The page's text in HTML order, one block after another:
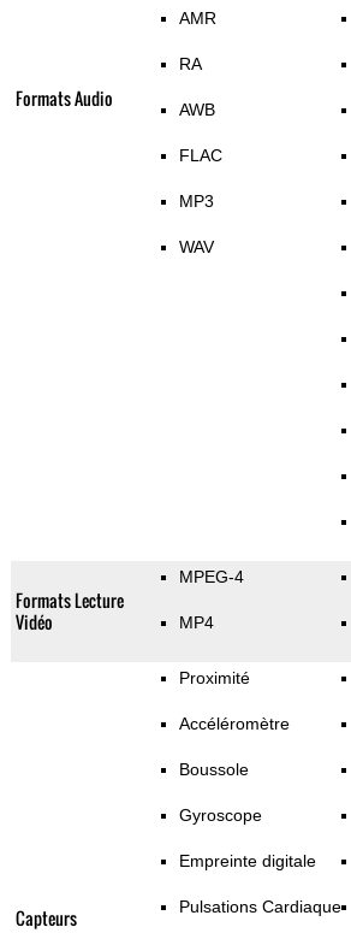
Formats Audio
AMR
RA
AWB
FLAC
MP3
WAV
Formats Lecture
Vidéo
MPEG-4
MP4
Capteurs
Proximité
Accéléromètre
Boussole
Gyroscope
Empreinte digitale
Pulsations Cardiaque